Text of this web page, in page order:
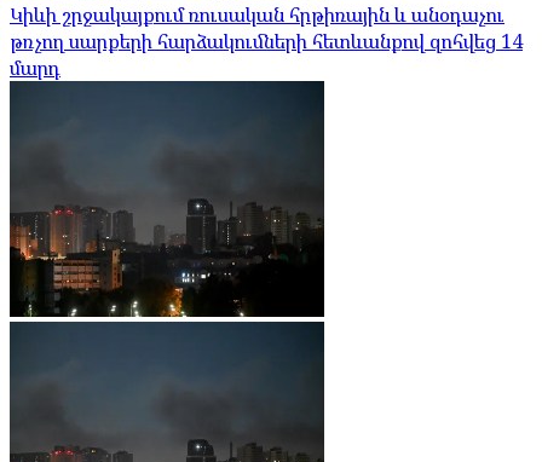
Կիևի շրջակայքում ռուսական հրթիռային և անօդաչու
թռչող սարքերի հարձակումների հետևանքով զոհվեց 14
մարդ